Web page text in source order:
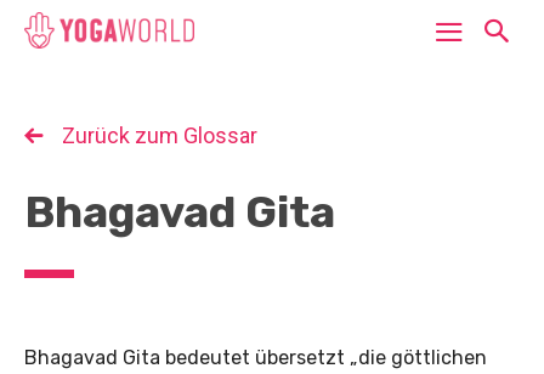
Zurück zum Glossar
Bhagavad Gita
Bhagavad Gita bedeutet übersetzt „die göttlichen